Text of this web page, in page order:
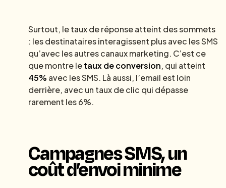
Surtout, le taux de réponse atteint des sommets
: les destinataires interagissent plus avec les SMS
qu’avec les autres canaux marketing. C’est ce
que montre letaux de conversion, qui atteint
45% avec les SMS. Là aussi, l’email est loin
derrière, avec un taux de clic qui dépasse
rarement les 6%.
Campagnes SMS, un
coût d’envoi minime